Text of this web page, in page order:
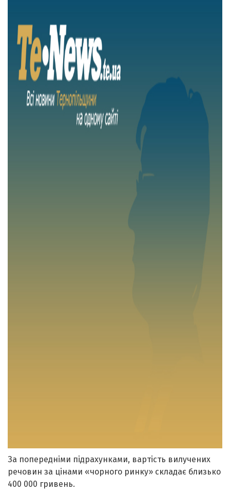
За попередніми підрахунками, вартість вилучених
речовин за цінами «чорного ринку» складає близько
400 000 гривень.